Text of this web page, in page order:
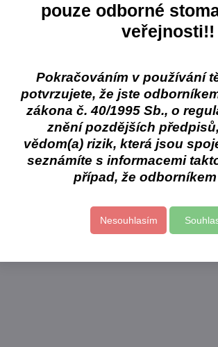
pouze odborné
veřejnosti!!
Pokračováním v používání
potvrzujete, že jste
zákona č. 40/1995 Sb., o
znění pozdějších
vědom(a) rizik, která jsou
seznámíte s informacemi
případ, že
Nesouhlasím